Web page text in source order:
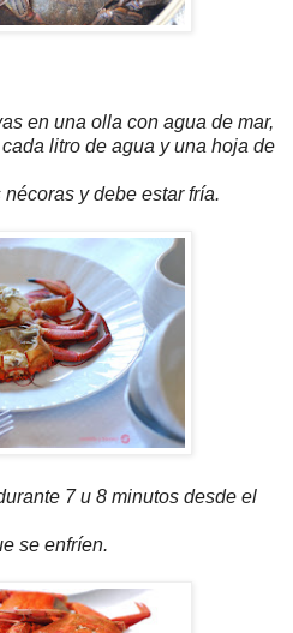
en una olla con agua de mar,
litro de agua y una hoja de
y debe estar fría.
7 u 8 minutos desde el
se enfríen.